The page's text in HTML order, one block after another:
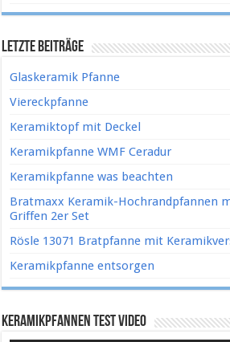
Letzte Beiträge
Glaskeramik Pfanne
Viereckpfanne
Keramiktopf mit Deckel
Keramikpfanne WMF Ceradur
Keramikpfanne was beachten
Bratmaxx Keramik-Hochrandpfannen
Griffen 2er Set
Rösle 13071 Bratpfanne mit
Keramikpfanne entsorgen
Keramikpfannen Test Video